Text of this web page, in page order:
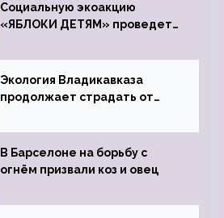
Социальную экоакцию
«ЯБЛОКИ ДЕТЯМ» проведет
Экология Владикавказа
продолжает страдать от
В Барселоне на борьбу с
огнём призвали коз и овец